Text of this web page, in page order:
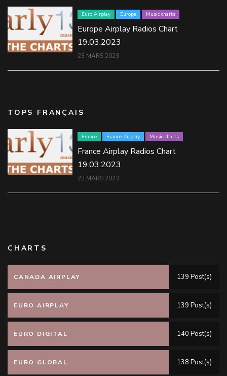
Euro Airplay Europe Music charts
Europe Airplay Radios Chart
19.03.2023
23 MARS 2023
TOPS FRANÇAIS
France France Airplay Music charts
France Airplay Radios Chart
19.03.2023
23 MARS 2023
CHARTS
CANADA AIRPLAY 139 Post(s)
EURO AIRPLAY 139 Post(s)
EURO DIGITAL 140 Post(s)
EURO GLOBAL 138 Post(s)